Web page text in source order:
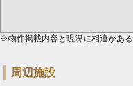
※物件掲載内容と現況に相違があ
周辺施設